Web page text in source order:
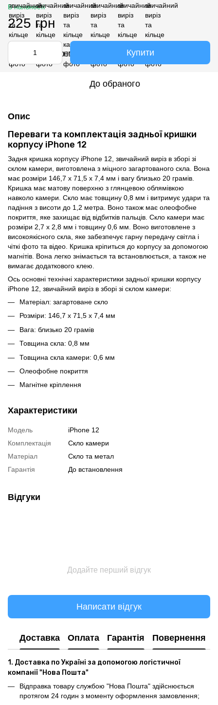
В наявності
225 грн
Купити
До обраного
Опис
Переваги та комплектація задньої кришки
корпусу iPhone 12
Задня кришка корпусу iPhone 12, звичайний виріз в зборі зі
склом камери, виготовлена з міцного загартованого скла. Вона
має розміри 146,7 x 71,5 x 7,4 мм і вагу близько 20 грамів.
Кришка має матову поверхню з глянцевою облямівкою
навколо камери. Скло має товщину 0,8 мм і витримує удари та
падіння з висоти до 1,2 метра. Воно також має олеофобне
покриття, яке захищає від відбитків пальців. Скло камери має
розміри 2,7 x 2,8 мм і товщину 0,6 мм. Воно виготовлене з
високоякісного скла, яке забезпечує гарну передачу світла і
чіткі фото та відео. Кришка кріпиться до корпусу за допомогою
магнітів. Вона легко знімається та встановлюється, а також не
вимагає додаткового клею.
Ось основні технічні характеристики задньої кришки корпусу
iPhone 12, звичайний виріз в зборі зі склом камери:
Матеріал: загартоване скло
Розміри: 146,7 x 71,5 x 7,4 мм
Вага: близько 20 грамів
Товщина скла: 0,8 мм
Товщина скла камери: 0,6 мм
Олеофобне покриття
Магнітне кріплення
Характеристики
Модель
iPhone 12
Комплектація
Скло камери
Матеріал
Скло та метал
Гарантія
До встановлення
Відгуки
Додайте перший відгук
Написати відгук
Доставка Оплата Гарантія Повернення
1. Доставка по Україні за допомогою логістичної
компанії "Нова Пошта"
Відправка товару службою "Нова Пошта" здійснюється
протягом 24 годин з моменту оформлення замовлення;